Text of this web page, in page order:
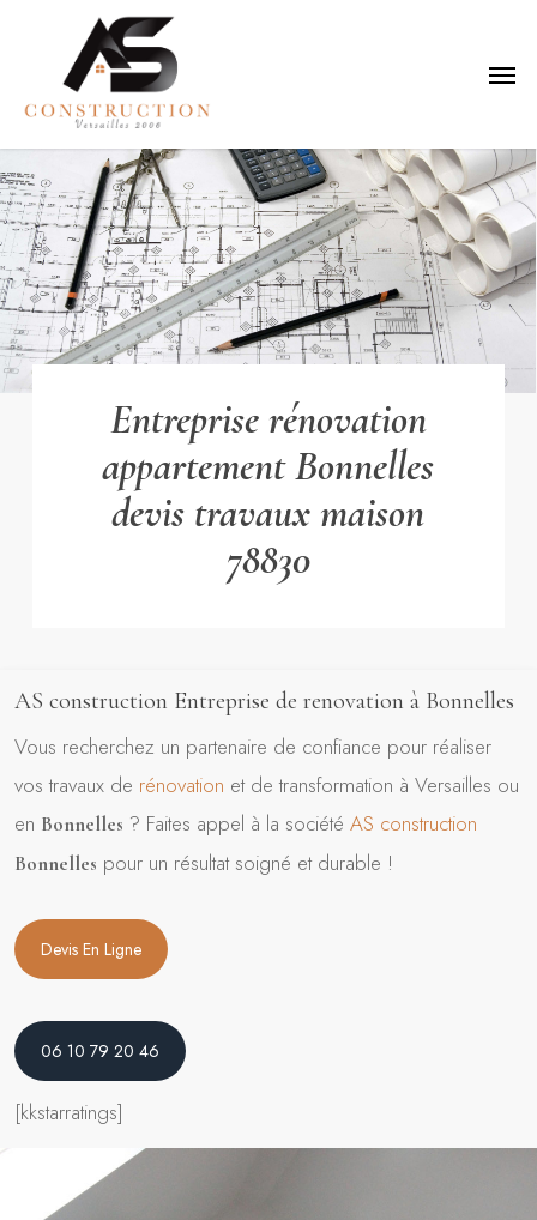
Menu
Entreprise rénovation
appartement Bonnelles
devis travaux maison
78830
AS construction Entreprise de renovation à Bonnelles
Vous recherchez un partenaire de confiance pour réaliser
vos travaux de rénovation et de transformation à Versailles ou
en Bonnelles ? Faites appel à la sociétéAS construction
Bonnelles pour un résultat soigné et durable !
Devis En Ligne
06 10 79 20 46
[kkstarratings]